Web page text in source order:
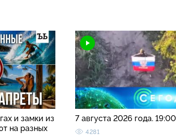
и замки из
на разных
7 августа 2026 года.
4281